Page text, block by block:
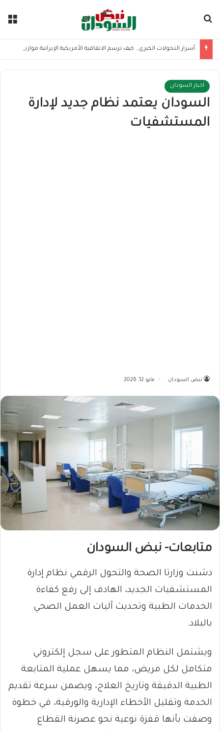
أسرار التحولات الكبرى.. كيف ترسم الاتفاقية الأمريكية الإيرانية موازين القوى بالمنطقة؟
اخبار السودان
السودان يعتمد نظام جديد لإدارة
المستشفيات
نبض السودان مايو 12, 2026
متابعات- نبض السودان
​دشنت وزارتا الصحة والتحول الرقمي نظام إدارة
المستشفيات الجديد، الهادف إلى رفع كفاءة
الخدمات الطبية وتحديث آليات العمل الصحي
بالبلاد.
ويشتمل النظام المتطور على سجل إلكتروني
متكامل لكل مريض، مما يسهل عملية المتابعة
الطبية الدقيقة وتاريخ العلاج، ويضمن سرعة تقديم
الخدمة وتقليل الأخطاء الإدارية والورقية، في خطوة
وصفت بأنها قفزة نوعية نحو عصرنة القطاع